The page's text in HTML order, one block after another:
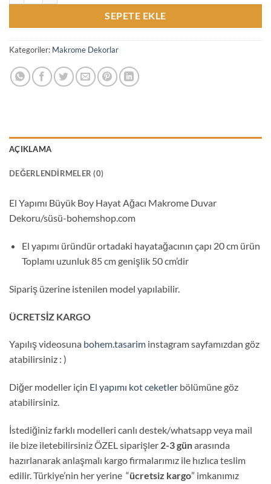
SEPETE EKLE
Kategoriler: Makrome Dekorlar
AÇIKLAMA
DEĞERLENDIRMELER (0)
El Yapımı Büyük Boy Hayat Ağacı Makrome Duvar
Dekoru/süsü-bohemshop.com
El yapımı üründür ortadaki hayatağacının çapı 20 cm ürün
Toplamı uzunluk 85 cm genişlik 50 cm’dir
Sipariş üzerine istenilen model yapılabilir.
ÜCRETSİZ KARGO
Yapılış videosuna bohem.tasarim instagram sayfamızdan göz
atabilirsiniz : )
Diğer modeller için El yapımı kot ceketler bölümüne göz
atabilirsiniz.
İstediğiniz farklı modelleri canlı destek/whatsapp veya mail
ile bize iletebilirsiniz ÖZEL siparişler 2-3 günarasında
hazırlanarak anlaşmalı kargo firmalarımız ile hızlıca teslim
edilir. Türkiye’nin her yerine “ücretsiz kargo” imkanımız